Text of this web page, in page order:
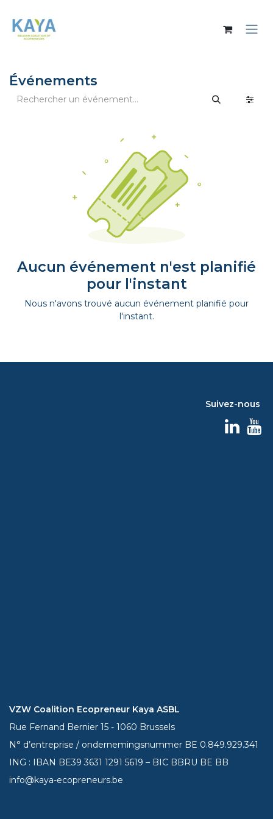
Événements
Aucun événement n'est planifié
pour l'instant
Nous n'avons trouvé aucun événement planifié pour
l'instant.
Suivez-nous
VZW Coalition Ecopreneur Kaya ASBL
Rue Fernand Bernier 15 - 1060 Brussels
N° d’entreprise / ondernemingsnummer BE 0.849.929.341
ING : IBAN BE393631 1291 5619 – BIC BBRU BE BB
info@kaya-ecopreneurs.be